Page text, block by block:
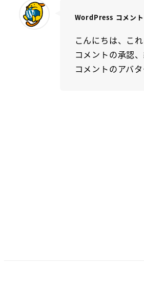
WordPress コメン
こんにちは、こ
コメントの承認
コメントのアバ